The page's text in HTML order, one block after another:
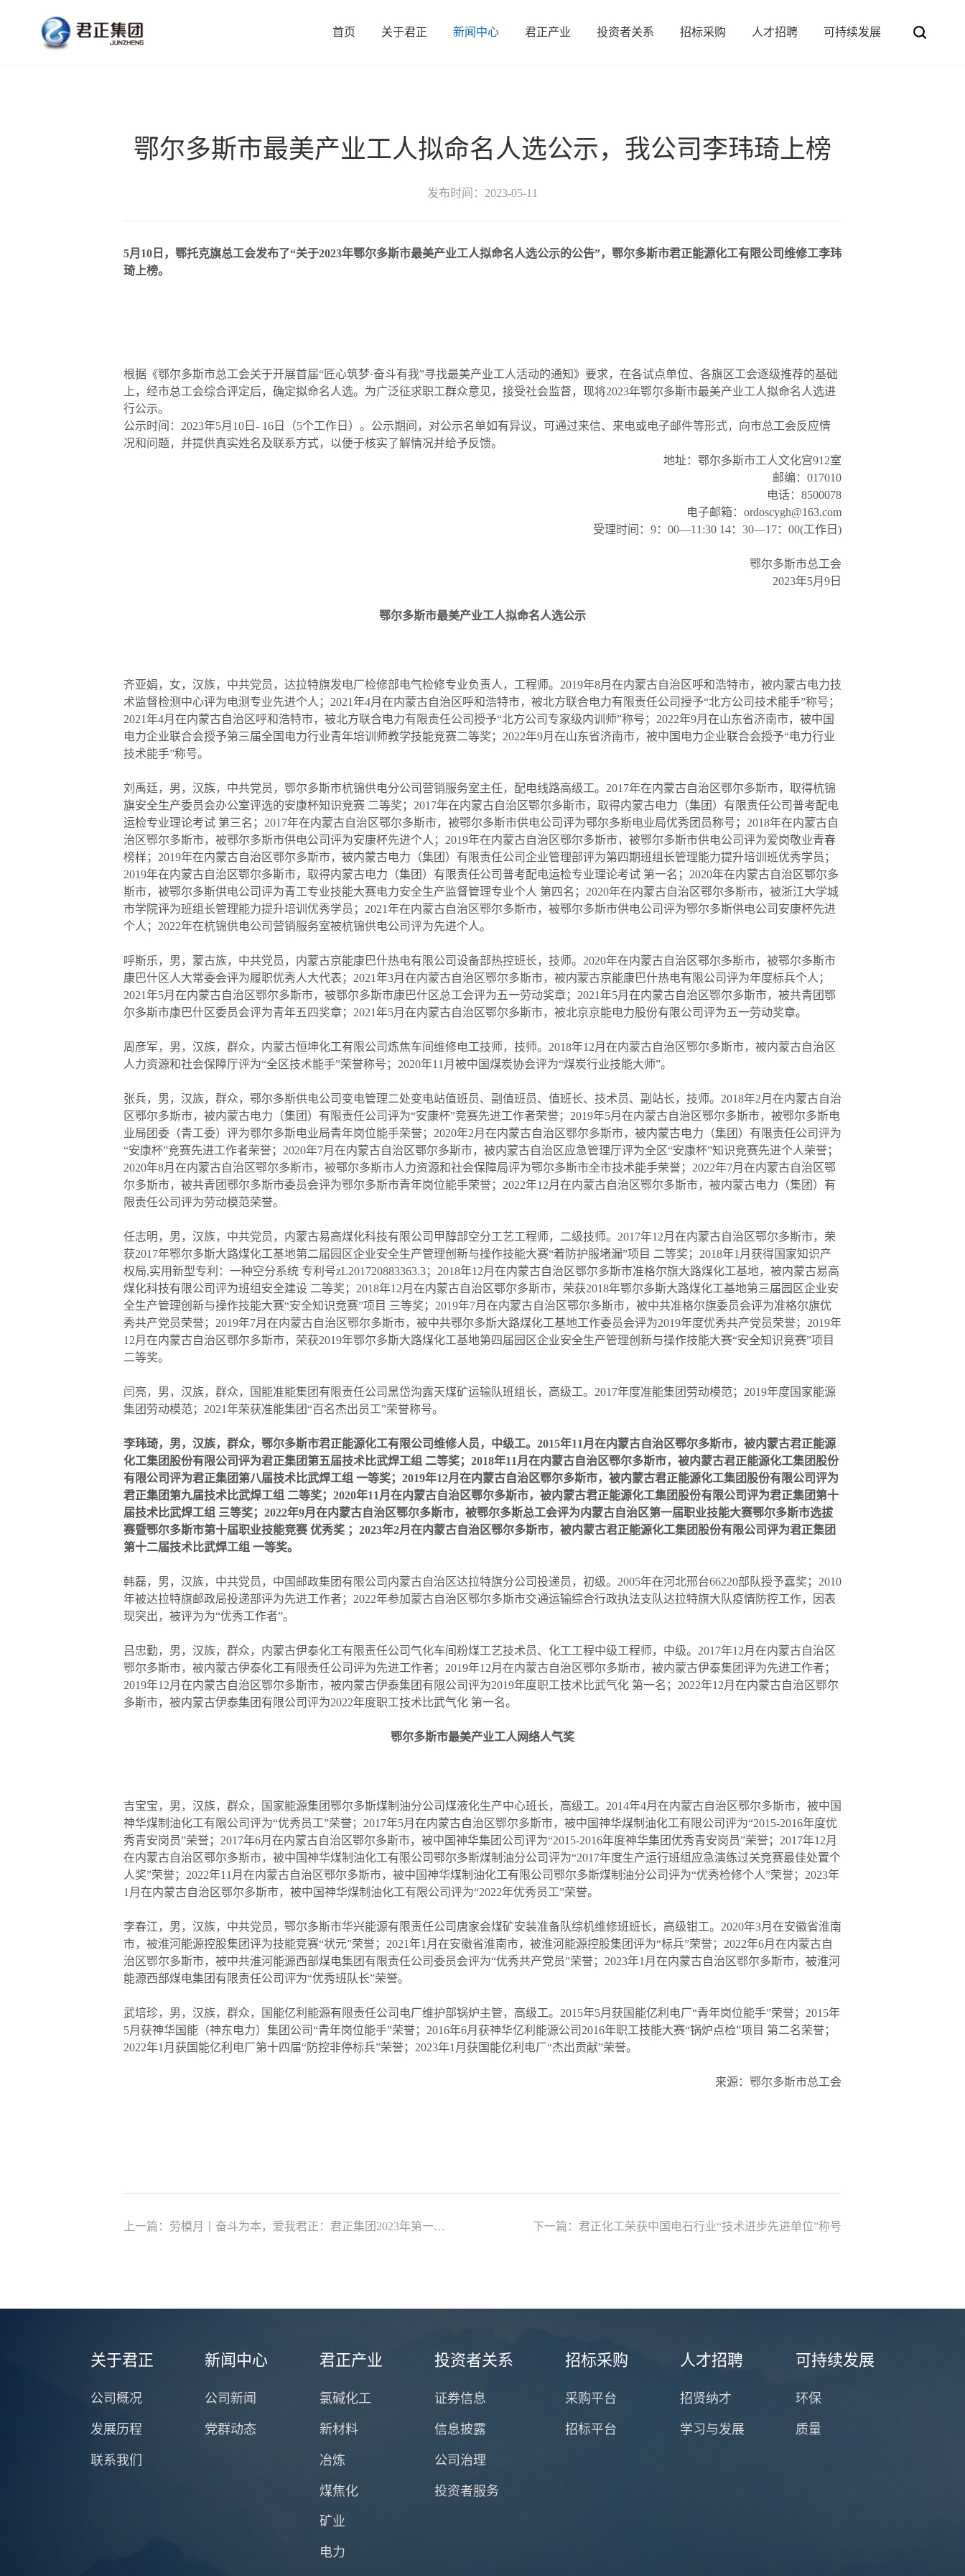
首页 关于君正 新闻中心 君正产业 投资者关系 招标采购 人才招聘 可持续发展
鄂尔多斯市最美产业工人拟命名人选公示，我公司李玮琦上榜
发布时间：2023-05-11
5月10日，鄂托克旗总工会发布了“关于2023年鄂尔多斯市最美产业工人拟命名人选公示的公告”，鄂尔多斯市君正能源化工有限公司维修工李玮
琦上榜。
根据《鄂尔多斯市总工会关于开展首届“匠心筑梦·奋斗有我”寻找最美产业工人活动的通知》要求，在各试点单位、各旗区工会逐级推荐的基础
上，经市总工会综合评定后，确定拟命名人选。为广泛征求职工群众意见，接受社会监督，现将2023年鄂尔多斯市最美产业工人拟命名人选进
行公示。
公示时间：2023年5月10日- 16日（5个工作日）。公示期间，对公示名单如有异议，可通过来信、来电或电子邮件等形式，向市总工会反应情
况和问题，并提供真实姓名及联系⽅式，以便于核实了解情况并给予反馈。
地址：鄂尔多斯市工人文化宫912室
邮编：017010
电话：8500078
电⼦邮箱：ordoscygh@163.com
受理时间：9：00—11:30 14：30—17：00(工作日)
鄂尔多斯市总工会
2023年5月9日
鄂尔多斯市最美产业工人拟命名人选公示
齐亚娟，女，汉族，中共党员，达拉特旗发电厂检修部电气检修专业负责人，工程师。2019年8月在内蒙古自治区呼和浩特市，被内蒙古电力技
术监督检测中心评为电测专业先进个人；2021年4月在内蒙古自治区呼和浩特市，被北方联合电力有限责任公司授予“北方公司技术能手”称号；
2021年4月在内蒙古自治区呼和浩特市，被北方联合电力有限责任公司授予“北方公司专家级内训师”称号；2022年9月在山东省济南市，被中国
电力企业联合会授予第三届全国电力行业青年培训师教学技能竞赛二等奖；2022年9月在山东省济南市，被中国电力企业联合会授予“电力行业
技术能手”称号。
刘禹廷，男，汉族，中共党员，鄂尔多斯市杭锦供电分公司营销服务室主任，配电线路高级工。2017年在内蒙古自治区鄂尔多斯市，取得杭锦
旗安全生产委员会办公室评选的安康杯知识竞赛 二等奖；2017年在内蒙古自治区鄂尔多斯市，取得内蒙古电力（集团）有限责任公司普考配电
运检专业理论考试 第三名；2017年在内蒙古自治区鄂尔多斯市，被鄂尔多斯市供电公司评为鄂尔多斯电业局优秀团员称号；2018年在内蒙古自
治区鄂尔多斯市，被鄂尔多斯市供电公司评为安康杯先进个人；2019年在内蒙古自治区鄂尔多斯市，被鄂尔多斯市供电公司评为爱岗敬业青春
榜样；2019年在内蒙古自治区鄂尔多斯市，被内蒙古电力（集团）有限责任公司企业管理部评为第四期班组长管理能力提升培训班优秀学员；
2019年在内蒙古自治区鄂尔多斯市，取得内蒙古电力（集团）有限责任公司普考配电运检专业理论考试 第一名；2020年在内蒙古自治区鄂尔多
斯市，被鄂尔多斯供电公司评为青工专业技能大赛电力安全生产监督管理专业个人 第四名；2020年在内蒙古自治区鄂尔多斯市，被浙江大学城
市学院评为班组长管理能力提升培训优秀学员；2021年在内蒙古自治区鄂尔多斯市，被鄂尔多斯市供电公司评为鄂尔多斯供电公司安康杯先进
个人；2022年在杭锦供电公司营销服务室被杭锦供电公司评为先进个人。
呼斯乐，男，蒙古族，中共党员，内蒙古京能康巴什热电有限公司设备部热控班长，技师。2020年在内蒙古自治区鄂尔多斯市，被鄂尔多斯市
康巴什区人大常委会评为履职优秀人大代表；2021年3月在内蒙古自治区鄂尔多斯市，被内蒙古京能康巴什热电有限公司评为年度标兵个人；
2021年5月在内蒙古自治区鄂尔多斯市，被鄂尔多斯市康巴什区总工会评为五一劳动奖章；2021年5月在内蒙古自治区鄂尔多斯市，被共青团鄂
尔多斯市康巴什区委员会评为青年五四奖章；2021年5月在内蒙古自治区鄂尔多斯市，被北京京能电力股份有限公司评为五一劳动奖章。
周彦军，男，汉族，群众，内蒙古恒坤化工有限公司炼焦车间维修电工技师，技师。2018年12月在内蒙古自治区鄂尔多斯市，被内蒙古自治区
人力资源和社会保障厅评为“全区技术能手”荣誉称号；2020年11月被中国煤炭协会评为“煤炭行业技能大师”。
张兵，男，汉族，群众，鄂尔多斯供电公司变电管理二处变电站值班员、副值班员、值班长、技术员、副站长，技师。2018年2月在内蒙古自治
区鄂尔多斯市，被内蒙古电力（集团）有限责任公司评为“安康杯”竞赛先进工作者荣誉；2019年5月在内蒙古自治区鄂尔多斯市，被鄂尔多斯电
业局团委（青工委）评为鄂尔多斯电业局青年岗位能手荣誉；2020年2月在内蒙古自治区鄂尔多斯市，被内蒙古电力（集团）有限责任公司评为
“安康杯”竞赛先进工作者荣誉；2020年7月在内蒙古自治区鄂尔多斯市，被内蒙古自治区应急管理厅评为全区“安康杯”知识竞赛先进个人荣誉；
2020年8月在内蒙古自治区鄂尔多斯市，被鄂尔多斯市人力资源和社会保障局评为鄂尔多斯市全市技术能手荣誉；2022年7月在内蒙古自治区鄂
尔多斯市，被共青团鄂尔多斯市委员会评为鄂尔多斯市青年岗位能手荣誉；2022年12月在内蒙古自治区鄂尔多斯市，被内蒙古电力（集团）有
限责任公司评为劳动模范荣誉。
任志明，男，汉族，中共党员，内蒙古易高煤化科技有限公司甲醇部空分工艺工程师，二级技师。2017年12月在内蒙古自治区鄂尔多斯市，荣
获2017年鄂尔多斯大路煤化工基地第二届园区企业安全生产管理创新与操作技能大赛“着防护服堵漏”项目 二等奖；2018年1月获得国家知识产
权局,实用新型专利：一种空分系统 专利号zL201720883363.3；2018年12月在内蒙古自治区鄂尔多斯市准格尔旗大路煤化工基地，被内蒙古易高
煤化科技有限公司评为班组安全建设 二等奖；2018年12月在内蒙古自治区鄂尔多斯市，荣获2018年鄂尔多斯大路煤化工基地第三届园区企业安
全生产管理创新与操作技能大赛“安全知识竞赛”项目 三等奖；2019年7月在内蒙古自治区鄂尔多斯市，被中共准格尔旗委员会评为准格尔旗优
秀共产党员荣誉；2019年7月在内蒙古自治区鄂尔多斯市，被中共鄂尔多斯大路煤化工基地工作委员会评为2019年度优秀共产党员荣誉；2019年
12月在内蒙古自治区鄂尔多斯市，荣获2019年鄂尔多斯大路煤化工基地第四届园区企业安全生产管理创新与操作技能大赛“安全知识竞赛”项目
二等奖。
闫亮，男，汉族，群众，国能准能集团有限责任公司黑岱沟露天煤矿运输队班组长，高级工。2017年度准能集团劳动模范；2019年度国家能源
集团劳动模范；2021年荣获准能集团“百名杰出员工”荣誉称号。
李玮琦，男，汉族，群众，鄂尔多斯市君正能源化工有限公司维修人员，中级工。2015年11月在内蒙古自治区鄂尔多斯市，被内蒙古君正能源
化工集团股份有限公司评为君正集团第五届技术比武焊工组 二等奖；2018年11月在内蒙古自治区鄂尔多斯市，被内蒙古君正能源化工集团股份
有限公司评为君正集团第八届技术比武焊工组 一等奖；2019年12月在内蒙古自治区鄂尔多斯市，被内蒙古君正能源化工集团股份有限公司评为
君正集团第九届技术比武焊工组 二等奖；2020年11月在内蒙古自治区鄂尔多斯市，被内蒙古君正能源化工集团股份有限公司评为君正集团第十
届技术比武焊工组 三等奖；2022年9月在内蒙古自治区鄂尔多斯市，被鄂尔多斯总工会评为内蒙古自治区第一届职业技能大赛鄂尔多斯市选拔
赛暨鄂尔多斯市第十届职业技能竞赛 优秀奖 ；2023年2月在内蒙古自治区鄂尔多斯市，被内蒙古君正能源化工集团股份有限公司评为君正集团
第十二届技术比武焊工组 一等奖。
韩磊，男，汉族，中共党员，中国邮政集团有限公司内蒙古自治区达拉特旗分公司投递员，初级。2005年在河北邢台66220部队授予嘉奖；2010
年被达拉特旗邮政局投递部评为先进工作者；2022年参加蒙古自治区鄂尔多斯市交通运输综合行政执法支队达拉特旗大队疫情防控工作，因表
现突出，被评为为“优秀工作者”。
吕忠勤，男，汉族，群众，内蒙古伊泰化工有限责任公司气化车间粉煤工艺技术员、化工工程中级工程师，中级。2017年12月在内蒙古自治区
鄂尔多斯市，被内蒙古伊泰化工有限责任公司评为先进工作者；2019年12月在内蒙古自治区鄂尔多斯市，被内蒙古伊泰集团评为先进工作者；
2019年12月在内蒙古自治区鄂尔多斯市，被内蒙古伊泰集团有限公司评为2019年度职工技术比武气化 第一名；2022年12月在内蒙古自治区鄂尔
多斯市，被内蒙古伊泰集团有限公司评为2022年度职工技术比武气化 第一名。
鄂尔多斯市最美产业工人网络人气奖
吉宝宝，男，汉族，群众，国家能源集团鄂尔多斯煤制油分公司煤液化生产中心班长，高级工。2014年4月在内蒙古自治区鄂尔多斯市，被中国
神华煤制油化工有限公司评为“优秀员工”荣誉；2017年5月在内蒙古自治区鄂尔多斯市，被中国神华煤制油化工有限公司评为“2015-2016年度优
秀青安岗员”荣誉；2017年6月在内蒙古自治区鄂尔多斯市，被中国神华集团公司评为“2015-2016年度神华集团优秀青安岗员”荣誉；2017年12月
在内蒙古自治区鄂尔多斯市，被中国神华煤制油化工有限公司鄂尔多斯煤制油分公司评为“2017年度生产运行班组应急演练过关竞赛最佳处置个
人奖”荣誉；2022年11月在内蒙古自治区鄂尔多斯市，被中国神华煤制油化工有限公司鄂尔多斯煤制油分公司评为“优秀检修个人”荣誉；2023年
1月在内蒙古自治区鄂尔多斯市，被中国神华煤制油化工有限公司评为“2022年优秀员工”荣誉。
李春江，男，汉族，中共党员，鄂尔多斯市华兴能源有限责任公司唐家会煤矿安装准备队综机维修班班长，高级钳工。2020年3月在安徽省淮南
市，被淮河能源控股集团评为技能竞赛“状元”荣誉；2021年1月在安徽省淮南市，被淮河能源控股集团评为“标兵”荣誉；2022年6月在内蒙古自
治区鄂尔多斯市，被中共淮河能源西部煤电集团有限责任公司委员会评为“优秀共产党员”荣誉；2023年1月在内蒙古自治区鄂尔多斯市，被淮河
能源西部煤电集团有限责任公司评为“优秀班队长”荣誉。
武培珍，男，汉族，群众，国能亿利能源有限责任公司电厂维护部锅炉主管，高级工。2015年5月获国能亿利电厂“青年岗位能手”荣誉；2015年
5月获神华国能（神东电力）集团公司“青年岗位能手”荣誉；2016年6月获神华亿利能源公司2016年职工技能大赛“锅炉点检”项目 第二名荣誉；
2022年1月获国能亿利电厂第十四届“防控非停标兵”荣誉；2023年1月获国能亿利电厂“杰出贡献”荣誉。
来源：鄂尔多斯市总工会
上一篇： 劳模月丨奋斗为本，爱我君正：君正集团2023年第一期劳模疗休养活动启幕 下一篇： 君正化工荣获中国电石行业“技术进步先进单位”称号
关于君正
公司概况
发展历程
联系我们
新闻中心
公司新闻
党群动态
君正产业
氯碱化工
新材料
冶炼
煤焦化
矿业
电力
投资者关系
证券信息
信息披露
公司治理
投资者服务
招标采购
采购平台
招标平台
人才招聘
招贤纳才
学习与发展
可持续发展
环保
质量